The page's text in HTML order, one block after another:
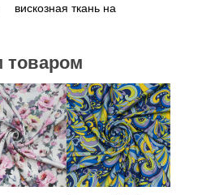
вискозная ткань на
товаром